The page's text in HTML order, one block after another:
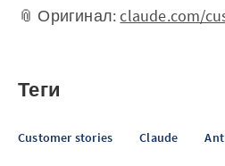
📎 Оригинал:claude.com/
Теги
Customer stories Claude